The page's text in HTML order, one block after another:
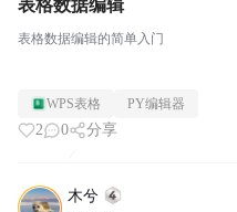
表格数据编辑
表格数据编辑的简单入门
WPS表格 PY编辑器
2 0 分享
木兮